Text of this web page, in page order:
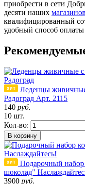
приобрести в сети
десяти наших магазинов
квалифицированный
удобный способ
Леденцы
Радоград Арт. 2115
140 руб.
10 шт.
Кол-во:
В корзину
Подарочный набор
шоколад"
3900 руб.